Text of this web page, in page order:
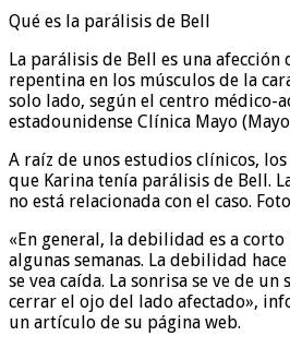
Qué es la parálisis de Bell
La parálisis de Bell es una
repentina en los músculos de la
solo lado, según el centro médico-
estadounidense Clínica Mayo
A raíz de unos estudios clínicos,
que Karina tenía parálisis de Bell.
no está relacionada con el caso.
«En general, la debilidad es a
algunas semanas. La debilidad
se vea caída. La sonrisa se ve de
cerrar el ojo del lado afectado»,
un artículo de su página web.